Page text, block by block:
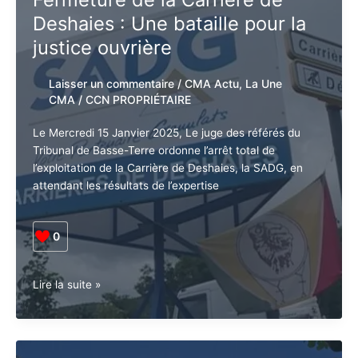
l’honneur
Rendez-
vous
22
janvier
2025
Fermeture de la Carrière de
Deshaies : Une bataille pour la
justice ouvrière
Laisser un commentaire /CMA Actu
La
Une CMA/CCN PROPRIÉTAIRE
Le Mercredi 15 Janvier 2025, Le juge des référés du
Tribunal de Basse-Terre ordonne l’arrêt total de
l’exploitation de la Carrière de Deshaies, la SADG, en
attendant les résultats de l’expertise
0
de
Abonnez-vous à la Newsletter pour ne rien
manquer !
E-mail*
X